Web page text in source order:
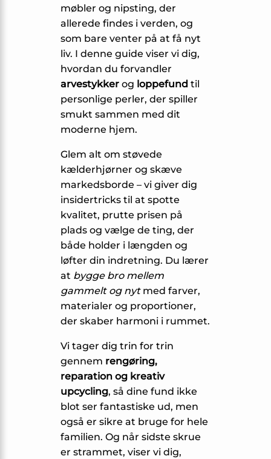
møbler og nipsting, der
allerede findes i verden, og
som bare venter på at få nyt
liv. I denne guide viser vi dig,
hvordan du forvandler
arvestykker og loppefund til
personlige perler, der spiller
smukt sammen med dit
moderne hjem.
Glem alt om støvede
kælderhjørner og skæve
markedsborde – vi giver dig
insidertricks til at spotte
kvalitet, prutte prisen på
plads og vælge de ting, der
både holder i længden og
løfter din indretning. Du lærer
at bygge bro mellem
gammelt og nytmed farver,
materialer og proportioner,
der skaber harmoni i rummet.
Vi tager dig trin for trin
gennem rengøring,
reparation og kreativ
upcycling, så dine fund ikke
blot ser fantastiske ud, men
også er sikre at bruge for hele
familien. Og når sidste skrue
er strammet, viser vi dig,